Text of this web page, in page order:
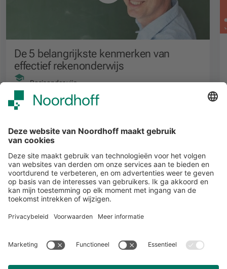
De 5 belangrijkste kenmerken van
effectief rekenonderwijs
Basisonderwijs
START
Meer over Noordhoff
Volg ons